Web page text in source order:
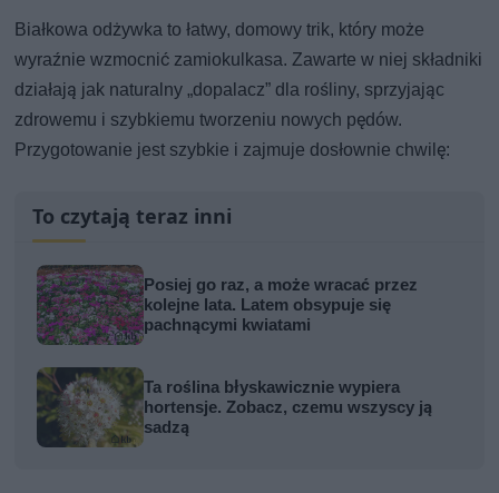
Białkowa odżywka to łatwy, domowy trik, który może
wyraźnie wzmocnić zamiokulkasa. Zawarte w niej składniki
działają jak naturalny „dopalacz” dla rośliny, sprzyjając
zdrowemu i szybkiemu tworzeniu nowych pędów.
Przygotowanie jest szybkie i zajmuje dosłownie chwilę:
To czytają teraz inni
Posiej go raz, a może wracać przez
kolejne lata. Latem obsypuje się
pachnącymi kwiatami
Ta roślina błyskawicznie wypiera
hortensje. Zobacz, czemu wszyscy ją
sadzą